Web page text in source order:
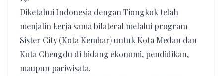
Diketahui Indonesia dengan Tiongkok telah
menjalin kerja sama bilateral melalui program
Sister City (Kota Kembar) untuk Kota Medan dan
Kota Chengdu di bidang ekonomi, pendidikan,
maupun pariwisata.